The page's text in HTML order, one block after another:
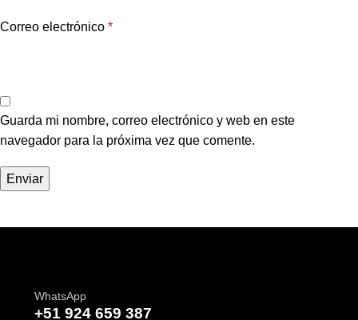
Correo electrónico *
Guarda mi nombre, correo electrónico y web en este
navegador para la próxima vez que comente.
WhatsApp
+51 924 659 387